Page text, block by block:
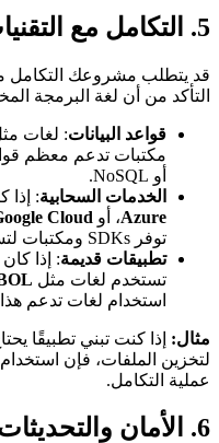
5. التكامل مع التقنيات الأخرى
قد يتطلب مشروعك التكامل
التأكد من أن لغة البرمجة
قواعد البيانات: لغات
أو NoSQL.
الخدمات السحابية:
Azure، أو Cloud
توفر SDKs ومكتبات لتسهيل التكامل.
تطبيقات قديمة: إذا
تستخدم لغات مثل
استخدام لغات تدعم
مثال: إذا كنت تبني تطبيقًا
لتخزين الملفات، فإن استخدام
عملية التكامل.
6. الأمان والتحديثات